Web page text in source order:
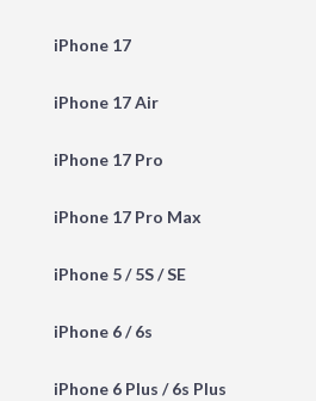
iPhone 17
iPhone 17 Air
iPhone 17 Pro
iPhone 17 Pro Max
iPhone 5 / 5S / SE
iPhone 6 / 6s
iPhone 6 Plus / 6s Plus